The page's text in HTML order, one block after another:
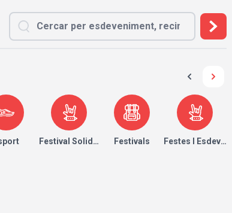
Festival Solidari Festivals Festes I